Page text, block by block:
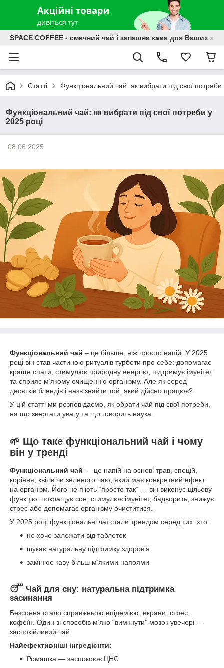
SPACE COFFEE - смачний чай і запашна кава для Ваших
Статті Функціональний чай: як вибрати під свої
Функціональний чай: як вибрати під свої потреби у
2025 році
08.06.2025
Функціональний чай – це більше, ніж просто напій. У 2025
році він став частиною ритуалів турботи про себе: допомагає
краще спати, стимулює природну енергію, підтримує імунітет
та сприяє м’якому очищенню організму. Але як серед
десятків блендів і назв знайти той, який дійсно працює?
У цій статті ми розповідаємо, як обрати чай під свої потреби,
на що звертати увагу та що говорить наука.
🌱 Що таке функціональний чай і чому
він у тренді
Функціональний чай — це напій на основі трав, спецій,
коріння, квітів чи зеленого чаю, який має конкретний ефект
на організм. Його не п’ють “просто так” — він виконує цільову
функцію: покращує сон, стимулює імунітет, бадьорить, знижує
стрес або допомагає організму очиститися.
У 2025 році функціональні чаї стали трендом серед тих, хто:
не хоче залежати від таблеток
шукає натуральну підтримку здоров’я
замінює каву більш м’якими напоями
😴 Чай для сну: натуральна підтримка
засинання
Безсоння стало справжньою епідемією: екрани, стрес,
кофеїн. Один зі способів м’яко “вимкнути” мозок увечері —
заспокійливий чай.
Найефективніші інгредієнти:
Ромашка — заспокоює ЦНС